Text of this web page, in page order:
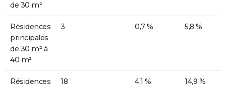
de 30 m²
Résidences
principales
de 30 m² à
40 m²
3 0,7 % 5,8 %
Résidences
18 4,1 % 14,9 %